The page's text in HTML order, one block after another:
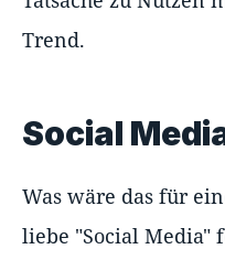
Trend.
Social
Was wäre das für
liebe "Social Media"